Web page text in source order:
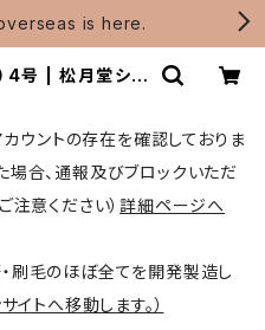
is here.
4号 | 松月堂ショ
ウントの存在を確認しておりま
場合、通報及びブロックいただ
注意ください）詳細ページへ
刷毛のほぼ全てを開発製造し
イトへ移動します。）